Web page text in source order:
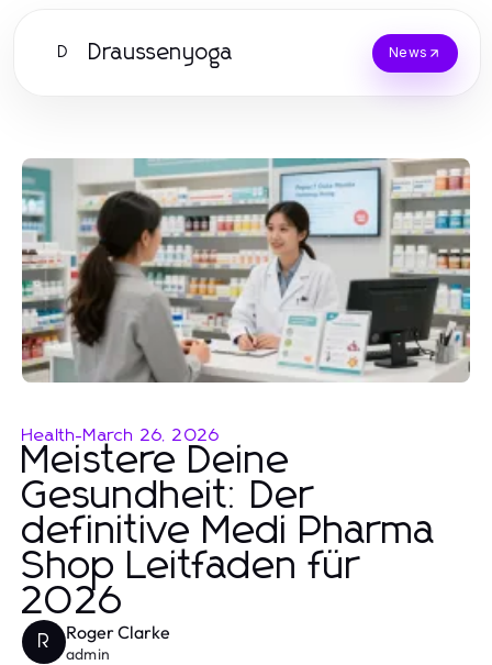
D Draussenyoga News
Health-March 26, 2026
Meistere Deine
Gesundheit: Der
definitive Medi Pharma
Shop Leitfaden für
2026
R Roger Clarke
admin